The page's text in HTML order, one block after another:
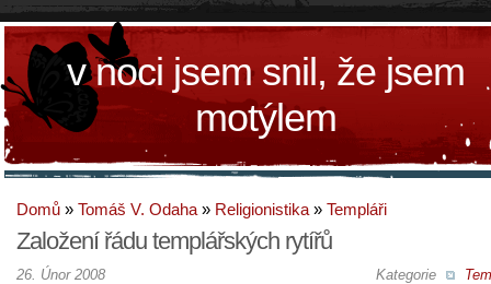
v noci jsem snil, že jsem
motýlem
Domů » Tomáš V. Odaha » Religionistika » Templáři
Založení řádu templářských rytířů
Kategorie
26. Únor 2008